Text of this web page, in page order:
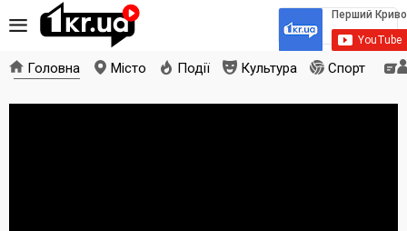
Головна Місто Події Культура Спорт